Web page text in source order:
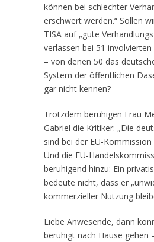
können bei schlechter
erschwert werden.“ Sollen
TISA auf „gute
verlassen bei 51
– von denen 50 das
System der öffentlichen
gar nicht kennen?
Trotzdem beruhigen Frau
Gabriel die Kritiker: „Die
sind bei der EU-Kommission
Und die EU-
beruhigend hinzu: Ein
bedeute nicht, dass er
kommerzieller Nutzung
Liebe Anwesende, dann
beruhigt nach Hause gehen